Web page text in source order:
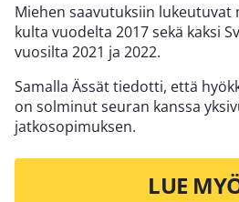
Miehen saavutuksiin lukeutuvat
kulta vuodelta 2017 sekä kaksi
vuosilta 2021 ja 2022.
Samalla Ässät tiedotti, että
on solminut seuran kanssa
jatkosopimuksen.
LUE